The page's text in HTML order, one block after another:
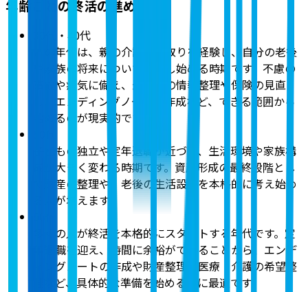
年齢ごとの終活の進め方
30代・40代
この年代は、親の介護や看取りを経験し、自分の老後
や家族の将来について意識し始める時期です。不慮の
事故や病気に備え、最低限の情報整理や保険の見直
し、エンディングノートの作成など、できる範囲から
始めるのが現実的です。
子どもの独立や定年退職が近づき、生活環境や家族構
成が大きく変わる時期です。資産形成の最終段階とし
て財産の整理や、老後の生活設計を本格的に考え始め
る人が増えます。
多くの人が終活を本格的にスタートする年代です。定
年退職を迎え、時間に余裕ができることから、エンデ
ィングノートの作成や財産整理、医療・介護の希望整
理など、具体的な準備を始めるのに最適です。